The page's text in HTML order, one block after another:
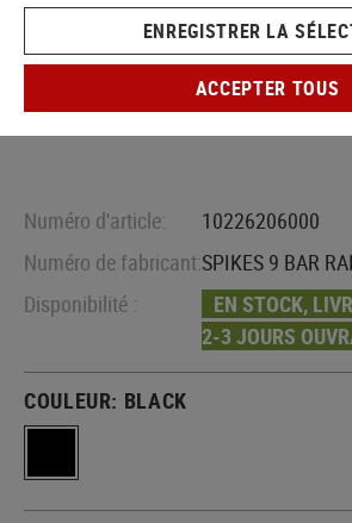
Numéro d'article:
10226206000
Numéro de fabricant:SPIKES 9 BAR
Disponibilité :
EN STOCK,
2-3 JOURS
COULEUR: BLACK
ENREGISTRER LA
ACCEPTER TOUS